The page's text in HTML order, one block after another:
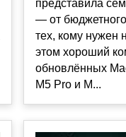
представила
— от
тех, кому нужен
этом хороший
обновлённых
M5 Pro и M...